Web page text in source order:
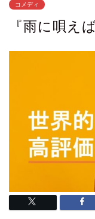
コメディ
『雨に唄え